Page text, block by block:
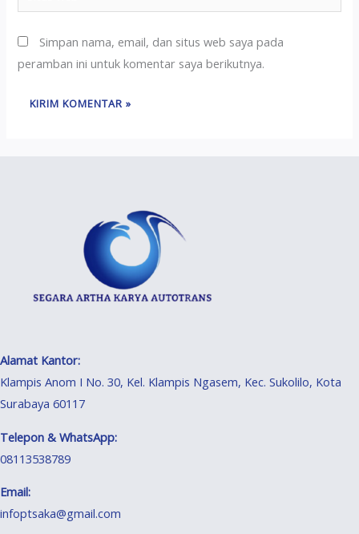
Simpan nama, email, dan situs web saya pada
peramban ini untuk komentar saya berikutnya.
Alamat Kantor:
Klampis Anom I No. 30, Kel. Klampis Ngasem, Kec. Sukolilo, Kota
Surabaya 60117
Telepon & WhatsApp:
08113538789
Email:
infoptsaka@gmail.com